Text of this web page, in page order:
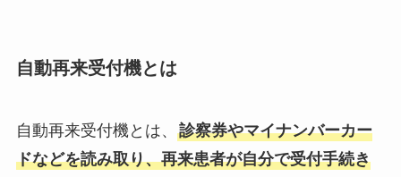
自動再来受付機とは
自動再来受付機とは、 診察券やマイナンバーカー
ドなどを読み取り、再来患者が自分で受付手続き